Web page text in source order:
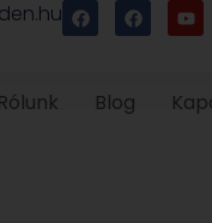
F
a
c
F
a
c
o
o
Y
o
u
b
e
Rólunk Blog